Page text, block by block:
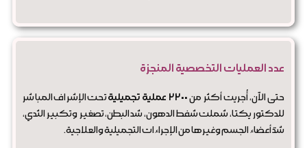
عدد العمليات التخصصية المنجزة
حتى الآن، أُجريت أكثر من٢٢٠٠ عملية تجميلية
تحت الإشراف المباشر
للدكتور يكتا، شملت شفط الدهون، شد البطن، تصغير وتكبير الثدي،
شدّ أعضاء الجسم وغيرها من الإجراءات التجميلية والعلاجية.